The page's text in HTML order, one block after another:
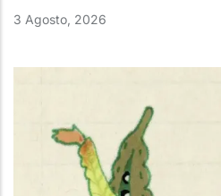
3 Agosto, 2026